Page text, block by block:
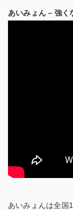
あいみょん – 強く
あいみょんは全国